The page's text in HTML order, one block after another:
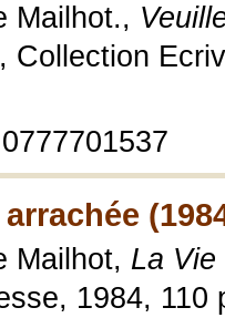
Mailhot.,
Collection
arrachée
Mailhot, La Vie
1984, 110